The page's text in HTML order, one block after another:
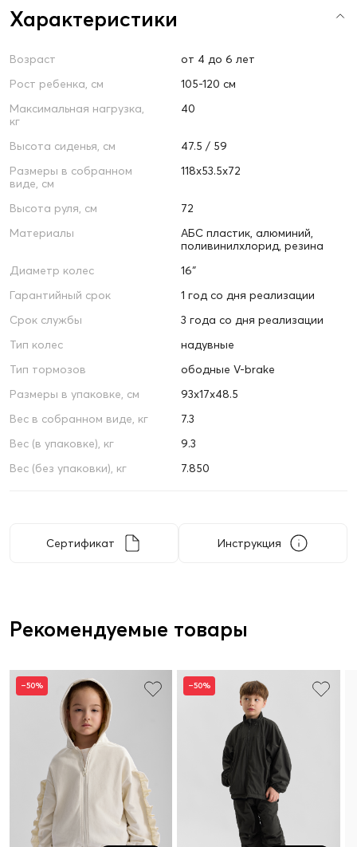
Характеристики
Возраст
от 4 до 6 лет
Рост ребенка, см
105-120 см
Максимальная нагрузка,
кг
40
Высота сиденья, см
47.5 / 59
Размеры в собранном
виде, см
118х53.5х72
Высота руля, см
72
Материалы
АБС пластик, алюминий,
поливинилхлорид, резина
Диаметр колес
16″
Гарантийный срок
1 год со дня реализации
Срок службы
3 года со дня реализации
Тип колес
надувные
Тип тормозов
ободные V-brake
Размеры в упаковке, см
93х17х48.5
Вес в собранном виде, кг
7.3
Вес (в упаковке), кг
9.3
Вес (без упаковки), кг
7.850
Сертификат Инструкция
Рекомендуемые товары
–50% –50%